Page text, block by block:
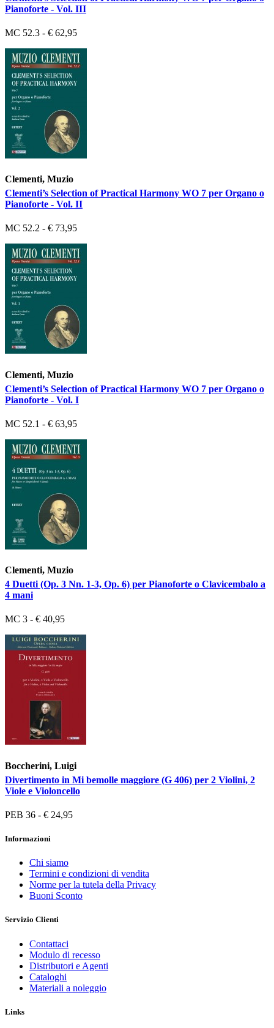
Pianoforte - Vol. III
MC 52.3 - € 62,95
Clementi, Muzio
Clementi’s Selection of Practical Harmony WO 7 per Organo o
Pianoforte - Vol. II
MC 52.2 - € 73,95
Clementi, Muzio
Clementi’s Selection of Practical Harmony WO 7 per Organo o
Pianoforte - Vol. I
MC 52.1 - € 63,95
Clementi, Muzio
4 Duetti (Op. 3 Nn. 1-3, Op. 6) per Pianoforte o Clavicembalo a
4 mani
MC 3 - € 40,95
Boccherini, Luigi
Divertimento in Mi bemolle maggiore (G 406) per 2 Violini, 2
Viole e Violoncello
PEB 36 - € 24,95
Informazioni
Chi siamo
Termini e condizioni di vendita
Norme per la tutela della Privacy
Buoni Sconto
Servizio Clienti
Contattaci
Modulo di recesso
Distributori e Agenti
Cataloghi
Materiali a noleggio
Links